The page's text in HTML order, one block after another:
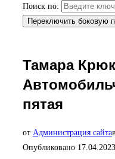
Поиск по:
Переключить боковую
Тамара
пятая
от Администрация сайтав
Опубликовано 17.04.2023